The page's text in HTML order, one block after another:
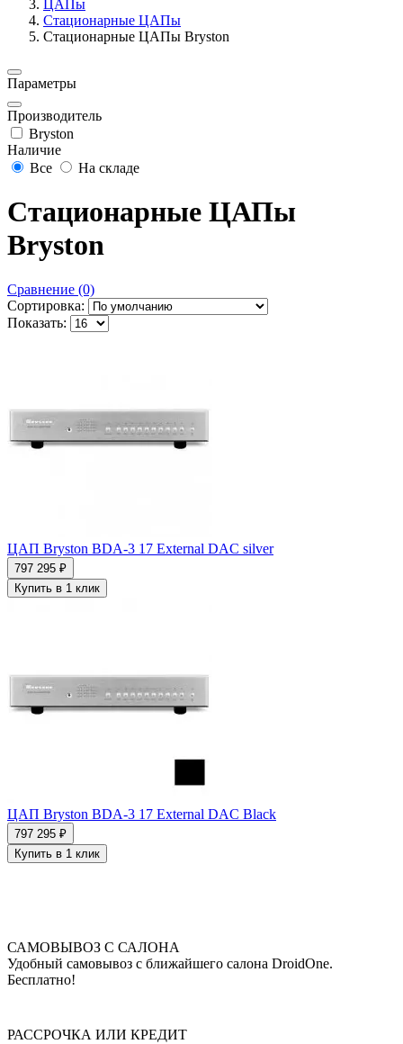
ЦАПы
Стационарные ЦАПы
Стационарные ЦАПы Bryston
Параметры
Производитель
Bryston
Наличие
Все
На складе
Стационарные ЦАПы
Bryston
Сравнение (0)
Сортировка:
Показать:
ЦАП Bryston BDA-3 17 External DAC silver
797 295 ₽
Купить в 1 клик
ЦАП Bryston BDA-3 17 External DAC Black
797 295 ₽
Купить в 1 клик
САМОВЫВОЗ С САЛОНА
Удобный самовывоз с ближайшего салона DroidOne.
Бесплатно!
РАССРОЧКА ИЛИ КРЕДИТ